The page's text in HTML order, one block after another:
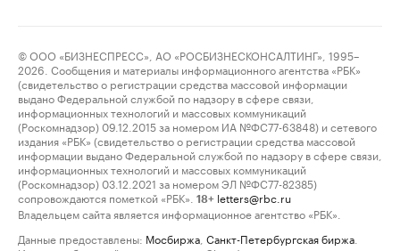
© ООО «БИЗНЕСПРЕСС», АО «РОСБИЗНЕСКОНСАЛТИНГ», 1995–
2026. Сообщения и материалы информационного агентства «РБК»
(свидетельство о регистрации средства массовой информации
выдано Федеральной службой по надзору в сфере связи,
информационных технологий и массовых коммуникаций
(Роскомнадзор) 09.12.2015 за номером ИА №ФС77-63848) и сетевого
издания «РБК» (свидетельство о регистрации средства массовой
информации выдано Федеральной службой по надзору в сфере связи,
информационных технологий и массовых коммуникаций
(Роскомнадзор) 03.12.2021 за номером ЭЛ №ФС77-82385)
сопровождаются пометкой «РБК».
18+ letters@rbc.ru
Владельцем сайта является информационное агентство «РБК».
Данные предоставлены: Мосбиржа Санкт-Петербургская биржа